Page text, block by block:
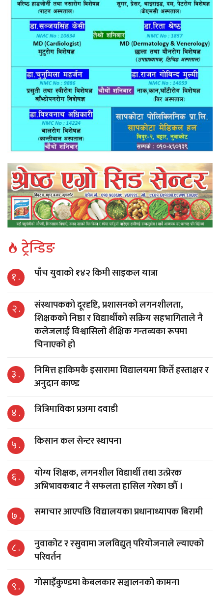
ट्रेन्डिङ
१ . पाँच युवाको १४२ किमी साइकल यात्रा
२ .
संस्थापकको दूरदृष्टि, प्रशासनको लगनशीलता,
शिक्षकको निष्ठा र विद्यार्थीको सक्रिय सहभागिताले नै
कलेजलाई विश्वासिलो शैक्षिक गन्तव्यका रूपमा
चिनाएको हो
३ .
निमित्त हाकिमकै इसारामा विद्यालयमा किर्ते हस्ताक्षर र
अनुदान काण्ड
४ . त्रित्रिमाविका प्रअमा दवाडी
५ . किसान कल सेन्टर स्थापना
६ .
योग्य शिक्षक, लगनशील विद्यार्थी तथा उत्प्रेरक
अभिभावकबाट नै सफलता हासिल गरेका छौँ ।
७ . समाचार आएपछि विद्यालयका प्रधानाध्यापक बिरामी
८ .
नुवाकोट र रसुवामा जलविद्युत् परियोजनाले ल्याएको
परिवर्तन
९ . गोसाइँकुण्डमा केबलकार सञ्चालनको कामना